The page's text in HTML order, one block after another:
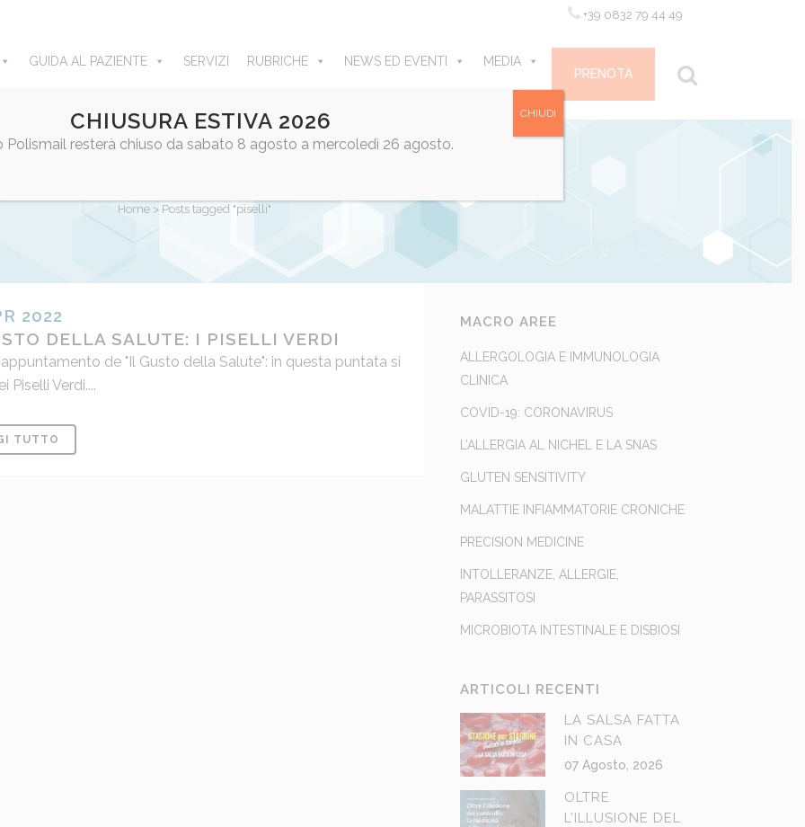
+39 0832 79 44 49
PRENOTA
GUIDA AL PAZIENTE SERVIZI RUBRICHE NEWS ED EVENTI MEDIA
Home > Posts tagged "piselli"
2022
DELLA SALUTE: I PISELLI VERDI
de "Il Gusto della Salute": in questa puntata si
Piselli Verdi....
TUTTO
MACRO AREE
ALLERGOLOGIA E IMMUNOLOGIA
CLINICA
COVID-19: CORONAVIRUS
L’ALLERGIA AL NICHEL E LA SNAS
GLUTEN SENSITIVITY
MALATTIE INFIAMMATORIE CRONICHE
PRECISION MEDICINE
INTOLLERANZE, ALLERGIE,
PARASSITOSI
MICROBIOTA INTESTINALE E DISBIOSI
ARTICOLI RECENTI
LA SALSA FATTA
IN CASA
07 Agosto, 2026
OLTRE
L’ILLUSIONE DEL
CHIUSURA ESTIVA 2026
Polismail resterà chiuso da sabato 8 agosto a mercoledì 26 agosto.
CHIUDI